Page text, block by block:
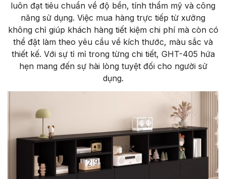
luôn đạt tiêu chuẩn về độ bền, tính thẩm mỹ và công
năng sử dụng. Việc mua hàng trực tiếp từ xưởng
không chỉ giúp khách hàng tiết kiệm chi phí mà còn có
thể đặt làm theo yêu cầu về kích thước, màu sắc và
thiết kế. Với sự tỉ mỉ trong từng chi tiết, GHT-405 hứa
hẹn mang đến sự hài lòng tuyệt đối cho người sử
dụng.